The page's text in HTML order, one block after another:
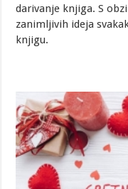
darivanje knjiga. S
zanimljivih ideja
knjigu.